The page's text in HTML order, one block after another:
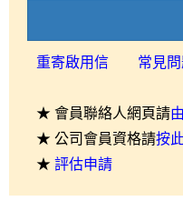
重寄啟用信 常見
★ 會員聯絡人網頁請
★ 公司會員資格請按
★ 評估申請